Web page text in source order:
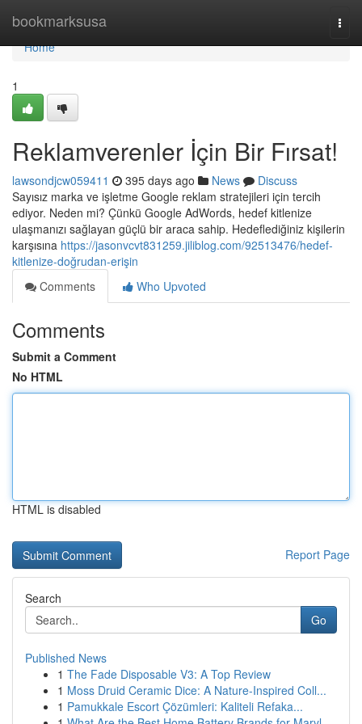
bookmarksusa
Home
Home
1
Reklamverenler İçin Bir Fırsat!
lawsondjcw059411 395 days ago News
Discuss
Sayısız marka ve işletme Google reklam stratejileri için tercih
ediyor. Neden mi? Çünkü Google AdWords, hedef kitlenize
ulaşmanızı sağlayan güçlü bir araca sahip. Hedeflediğiniz kişilerin
karşısına https://jasonvcvt831259.jiliblog.com/92513476/hedef-
kitlenize-doğrudan-erişin
Comments
Who Upvoted
Comments
Submit a Comment
No HTML
HTML is disabled
Report Page
Search
Go
Published News
1 The Fade Disposable V3: A Top Review
1 Moss Druid Ceramic Dice: A Nature-Inspired Coll...
1 Pamukkale Escort Çözümleri: Kaliteli Refaka...